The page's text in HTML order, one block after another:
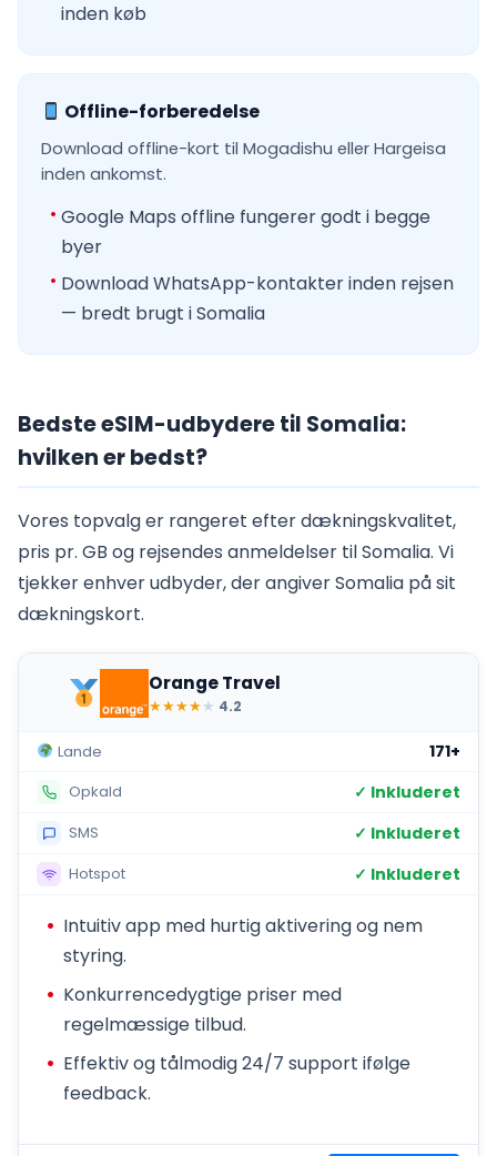
inden køb
Offline-forberedelse
Download offline-kort til Mogadishu eller Hargeisa
inden ankomst.
Google Maps offline fungerer godt i begge
byer
Download WhatsApp-kontakter inden rejsen
— bredt brugt i Somalia
Bedste eSIM-udbydere til Somalia:
hvilken er bedst?
Vores topvalg er rangeret efter dækningskvalitet,
pris pr. GB og rejsendes anmeldelser til Somalia. Vi
tjekker enhver udbyder, der angiver Somalia på sit
dækningskort.
Orange Travel
★★★★★ 4.2
Lande 171+
Opkald ✓ Inkluderet
SMS ✓ Inkluderet
Hotspot ✓ Inkluderet
Intuitiv app med hurtig aktivering og nem
styring.
Konkurrencedygtige priser med
regelmæssige tilbud.
Effektiv og tålmodig 24/7 support ifølge
feedback.